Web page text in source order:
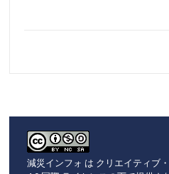
減災インフォ は クリエイティブ